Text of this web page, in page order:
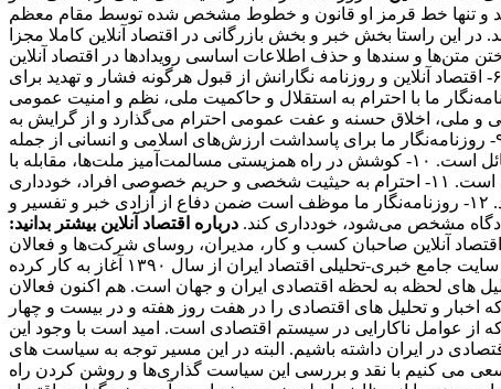
کند و تنها خط قرمز او قانون و خطوط مشخص شده توسط مقام معظم
در این راستا بخش خبر و بخش بازرگانی در اقتصاد آنلاین کاملا مجزا
دیگر منتشر کنند، حتما منبع را ذکر می کنند. ۴- سرقت ادبی، مخدوش ساختن متن‌ها و سندها و حذف اطلاعات اساسی رویدادها در اقتصاد آنلاین
مطرود است. ۵- روزنامه‌نگار ما از پذیرش هرگونه پاداش مادی برای پیش‌برد مقاصد خصوصی مغایر با مصالح عمومی، خودداری می‌کند. ۶- اقتصاد آنلاین و روزنامه نگارانش از قبول هرگونه فشار و تهدید برای
تغییر محتویات آنها، خودداری کرده و از خط‌مشی عمومی رسانه و اصول شرافت حرفه ای خویش تبعیت می‌کند. ۷- روزنامه‌نگار ما با احترام به استقلال و حاکمیت ملی، نظم و امنیت عمومی
مذهبی، آداب و سنن قومی و ملی، اخلاق حسنه و عفت عمومی احترام می‌گذارد و از گرایش به
تبعیض خصومت آمیز در این زمینه‌ها و همچنین تشویق و تحریک به جنگ تجاوزکارانه نسبت به کشورهای دیگر خودداری می‌کند. ۹- روزنامه‌نگار ما برای پاسداشت ارزش‌های اسلامی و انسانی از جمله
عدالت‌طلبی، آزادیخواهی، صلح و امنیت بشر، استقلال و پیشرفت فرهنگی، اجتماعی و اقتصادی ملت‌ها و فرهنگ‌ها، احترام خاص قائل است. ۱۰- کوشش در راه همزیستی مسالمت‌آمیز ملت‌ها، مقابله با
گسترش وسایل و ادوات کشتار جمعی، جلوگیری از آلودگی محیط‌زیست و مبارزه علیه سلطه فرهنگی از رسالت‌های مهم روزنامه‌نگاری است. ۱۱- احترام به حیثیت شخصی و حریم خصوصی افراد، خودداری
از توهین، تهمت و افتراء نسبت به اشخاص و تلاش در حفظ سلامت و آرامش روانی جامعه از وظایف روزنامه‌نگاران ما محسوب می‌شود. ۱۲- روزنامه‌نگار ما موظف است ضمن دفاع از آزادی خبر و تفسیر و
مشخص می‌شود، خودداری کند. درباره اقتصاد آنلاین بیشتر بدانید:
اقتصاد آنلاین صاحبان کسب و کار، مدیران، روسای شرکت‌ها و فعالان
اقتصادی هستند که می‌خواهند یک روز زودتر از اخبار مطلع شوند و در نتیجه به روزنامه‌ها اکتفا نمی‌کنند. اقتصاد آنلاین، به عنوان اولین سایت جامع خبری-تحلیلی اقتصاد ایران از سال ۱۳۹۰ آغاز به کار کرده
های لحظه به لحظه اقتصادی ایران و جهان است. هم اکنون فعالان
و تحلیل های اقتصادی را در هفت روز هفته و در بیست و چهار
از عوامل ناکارایی در سیستم اقتصادی است. امید است با وجود این
در ایران داشته باشیم. البته در این مسیر توجه به سیاست های
می کنیم با نقد و بررسی این سیاست گذاری‌ها و روشن کردن راه